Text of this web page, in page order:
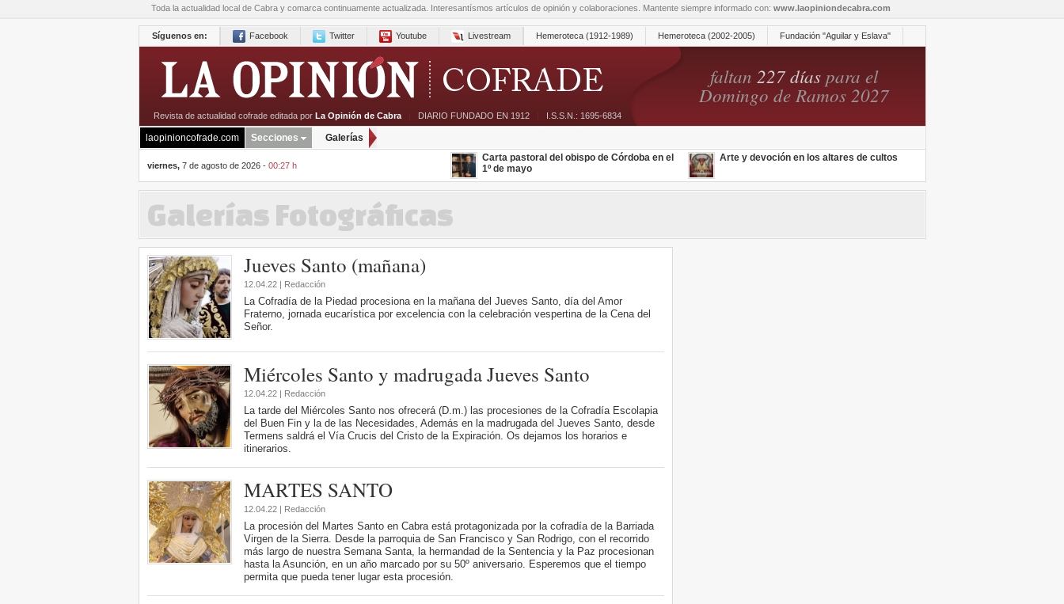
Toda la actualidad local de Cabra y comarca continuamente actualizada. Interesantísmos artículos de opinión y colaboraciones. Mantente siempre informado con: www.laopiniondecabra.com
Síguenos en: Facebook Twitter Youtube Livestream Hemeroteca (1912-1989) Hemeroteca (2002-2005) Fundación "Aguilar y Eslava"
faltan 227 díaspara el
Domingo de Ramos 2027
Revista de actualidad cofrade editada por La Opinión de Cabra | DIARIO FUNDADO EN 1912 | I.S.S.N.: 1695-6834
laopinioncofrade.com Secciones Galerías
viernes,7 de agosto de 2026 - 00:27 h
Carta pastoral del obispo de Córdoba en el
1º de mayo
Arte y devoción en los altares de cultos
Galerías Fotográficas
Jueves Santo (mañana)
12.04.22 | Redacción
La Cofradía de la Piedad procesiona en la mañana del Jueves Santo, día del Amor
Fraterno, jornada eucarística por excelencia con la celebración vespertina de la Cena del
Señor.
Miércoles Santo y madrugada Jueves Santo
12.04.22 | Redacción
La tarde del Miércoles Santo nos ofrecerá (D.m.) las procesiones de la Cofradía Escolapia
del Buen Fin y la de las Necesidades, Además en la madrugada del Jueves Santo, desde
Termens saldrá el Vía Crucis del Cristo de la Expiración. Os dejamos los horarios e
itinerarios.
MARTES SANTO
12.04.22 | Redacción
La procesión del Martes Santo en Cabra está protagonizada por la cofradía de la Barriada
Virgen de la Sierra. Desde la parroquia de San Francisco y San Rodrigo, con el recorrido
más largo de nuestra Semana Santa, la hermandad de la Sentencia y la Paz procesionan
hasta la Asunción, en un año marcado por su 50º aniversario. Esperemos que el tiempo
permita que pueda tener lugar esta procesión.